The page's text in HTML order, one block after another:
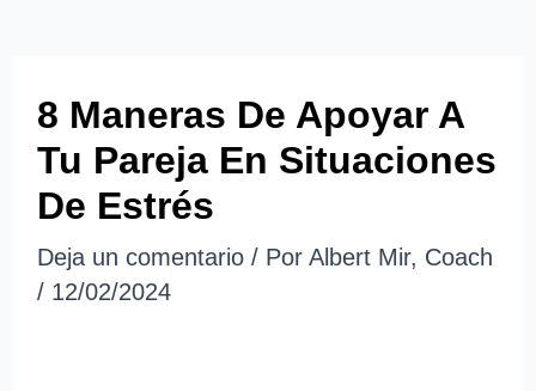
8 Maneras De Apoyar A
Tu Pareja En Situaciones
De Estrés
Deja un comentario / Por Albert Mir, Coach
/ 12/02/2024